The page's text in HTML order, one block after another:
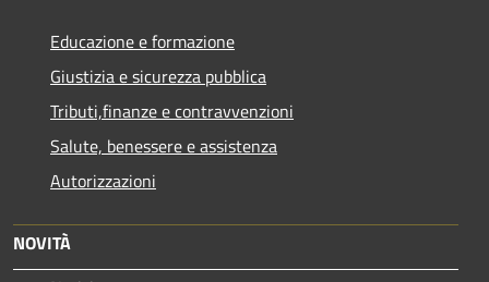
Educazione e formazione
Giustizia e sicurezza pubblica
Tributi,finanze e contravvenzioni
Salute, benessere e assistenza
Autorizzazioni
NOVITÀ